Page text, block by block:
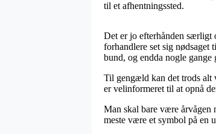
til et afhentningssted.
Det er jo efterhånden særligt
forhandlere set sig nødsaget
bund, og endda nogle gange
Til gengæld kan det trods alt
er velinformeret til at opnå
Man skal bare være årvågen
meste være et symbol på en